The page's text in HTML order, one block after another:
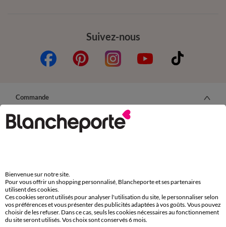
Suivez-nous
Commande
Commander par référence catalogue
Carte 4 Etoiles
(1) Offres et codes promos
Aide & conseils
Bienvenue sur notre site.
Pour vous offrir un shopping personnalisé, Blancheporte et ses partenaires
utilisent des cookies.
Ces cookies seront utilisés pour analyser l'utilisation du site, le personnaliser selon
vos préférences et vous présenter des publicités adaptées à vos goûts. Vous pouvez
choisir de les refuser. Dans ce cas, seuls les cookies nécessaires au fonctionnement
du site seront utilisés. Vos choix sont conservés 6 mois.